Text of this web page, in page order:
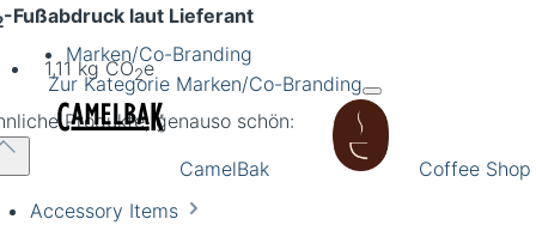
Marken/Co-Branding
Zur Kategorie Marken/Co-Branding
CamelBak Coffee
-Fußabdruck laut Lieferant
1,11 kg CO2e
Produkte, genauso schön:
Accessory Items